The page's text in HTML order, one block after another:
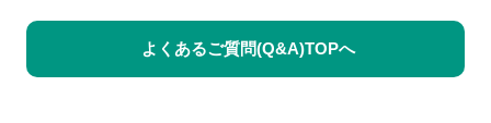
よくあるご質問(Q&A)TOPへ